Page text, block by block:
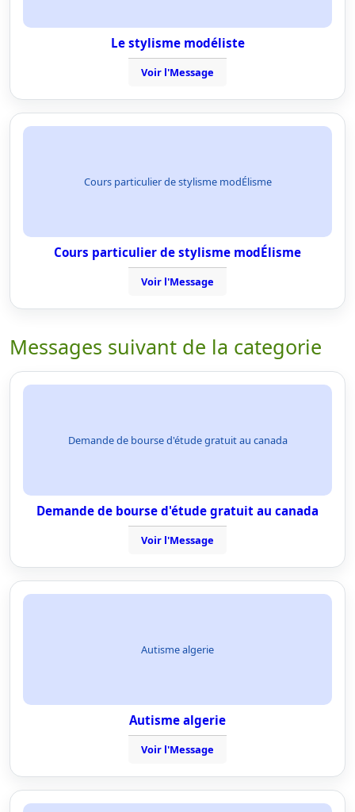
Le stylisme modéliste
Voir l'Message
Cours particulier de stylisme modÉlisme
Cours particulier de stylisme modÉlisme
Voir l'Message
Messages suivant de la categorie
Demande de bourse d'étude gratuit au canada
Demande de bourse d'étude gratuit au canada
Voir l'Message
Autisme algerie
Autisme algerie
Voir l'Message